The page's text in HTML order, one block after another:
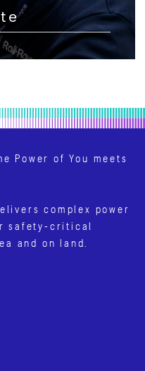
Power of You meets
complex power
safety-critical
and on land.